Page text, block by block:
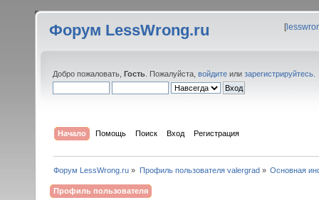
Форум LessWrong.ru [
Добро пожаловать, Гость . Пожалуйста, войдите или зарегистрируйтесь
Начало Помощь Поиск Вход Регистрация
Форум LessWrong.ru » Профиль пользователя valergrad» Основная
Профиль пользователя